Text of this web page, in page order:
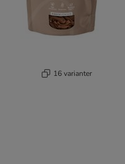
16 varianter